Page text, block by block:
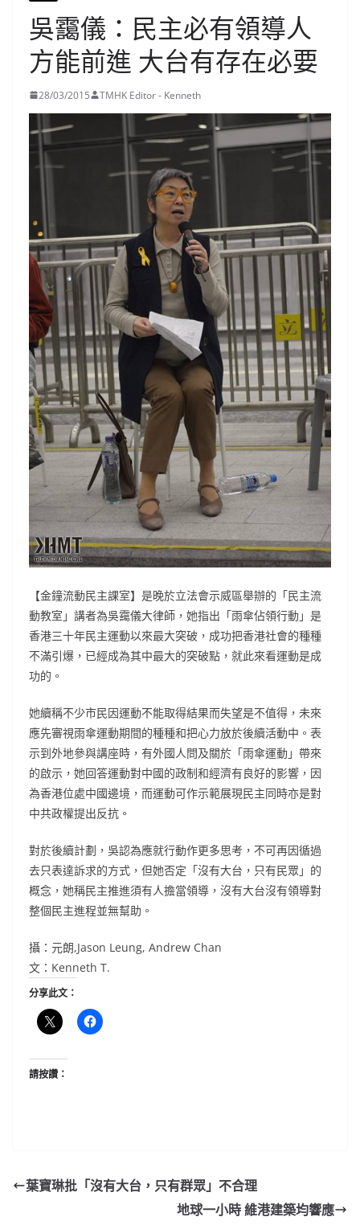
吳靄儀：民主必有領導人
方能前進 大台有存在必要
28/03/2015 TMHK Editor - Kenneth
【金鐘流動民主課室】是晚於立法會示威區舉辦的「民主流
動教室」講者為吳靄儀大律師，她指出「雨傘佔領行動」是
香港三十年民主運動以來最大突破，成功把香港社會的種種
不滿引爆，已經成為其中最大的突破點，就此來看運動是成
功的。
她續稱不少市民因運動不能取得結果而失望是不值得，未來
應先審視雨傘運動期間的種種和把心力放於後續活動中。表
示到外地參與講座時，有外國人問及關於「雨傘運動」帶來
的啟示，她回答運動對中國的政制和經濟有良好的影響，因
為香港位處中國邊境，而運動可作示範展現民主同時亦是對
中共政權提出反抗。
對於後續計劃，吳認為應就行動作更多思考，不可再因循過
去只表達訴求的方式，但她否定「沒有大台，只有民眾」的
概念，她稱民主推進須有人擔當領導，沒有大台沒有領導對
整個民主進程並無幫助。
攝：元朗,Jason Leung, Andrew Chan
文：Kenneth T.
分享此文：
請按讚：
葉寶琳批「沒有大台，只有群眾」不合理
地球一小時 維港建築均響應